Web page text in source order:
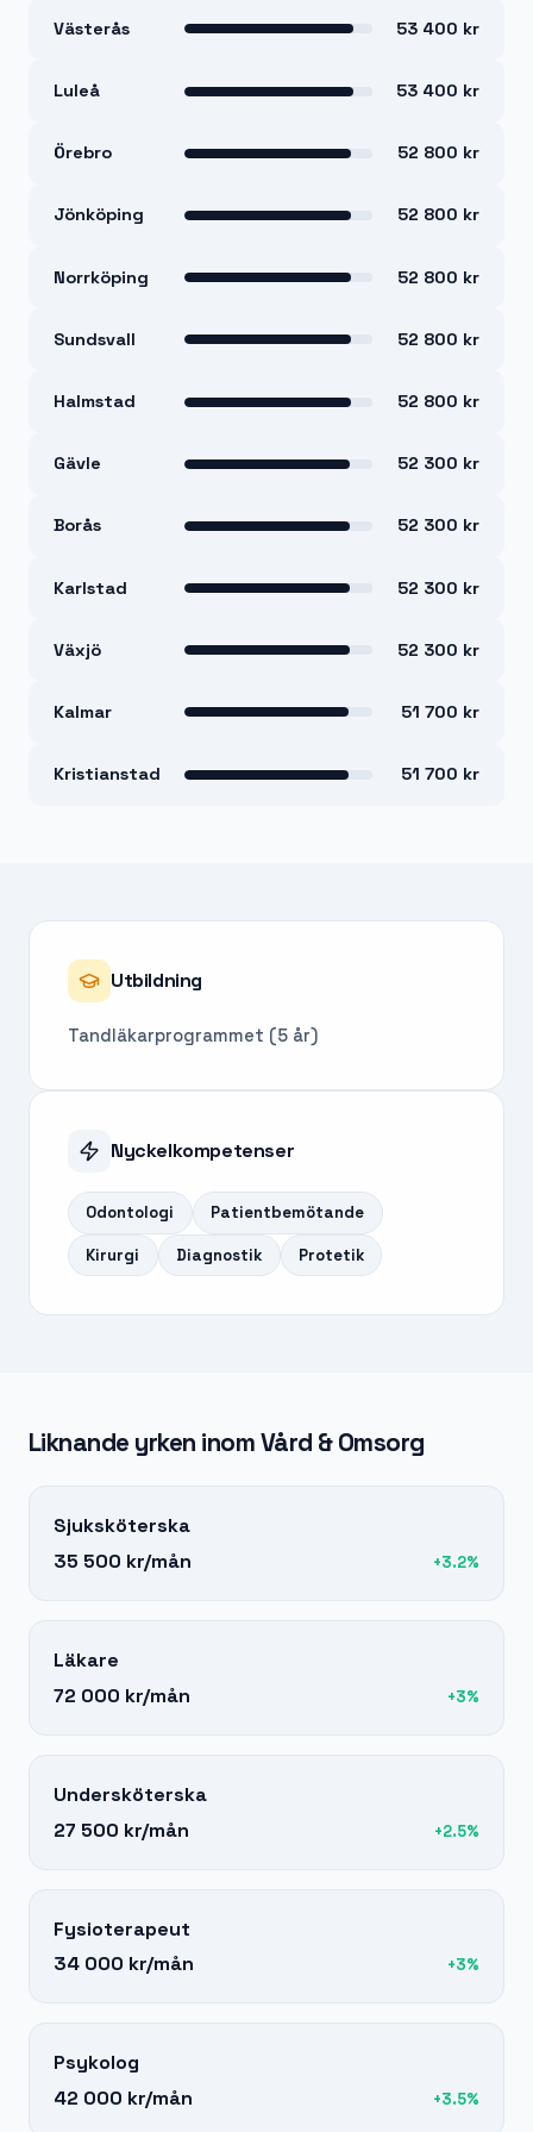
Västerås 53 400 kr
Luleå 53 400 kr
Örebro 52 800 kr
Jönköping 52 800 kr
Norrköping 52 800 kr
Sundsvall 52 800 kr
Halmstad 52 800 kr
Gävle 52 300 kr
Borås 52 300 kr
Karlstad 52 300 kr
Växjö 52 300 kr
Kalmar 51 700 kr
Kristianstad 51 700 kr
Utbildning
Tandläkarprogrammet (5 år)
Nyckelkompetenser
Odontologi Patientbemötande
Kirurgi Diagnostik Protetik
Liknande yrken inomVård & Omsorg
Sjuksköterska
35 500 kr/mån +3.2%
Läkare
72 000 kr/mån +3%
Undersköterska
27 500 kr/mån +2.5%
Fysioterapeut
34 000 kr/mån +3%
Psykolog
42 000 kr/mån +3.5%